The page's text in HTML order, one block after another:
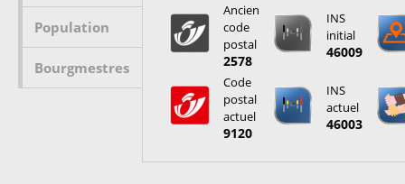
Population
Bourgmestres
Ancien
code
postal
2578
INS
initial
46009
Code
postal
actuel
9120
INS
actuel
46003